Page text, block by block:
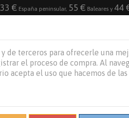
33 € España peninsular, 55 € Baleares y 44
DESTACADO
DE VERANO 2026
de terceros para ofrecerle una
el proceso de compra. Al
acepta el uso que hacemos de las